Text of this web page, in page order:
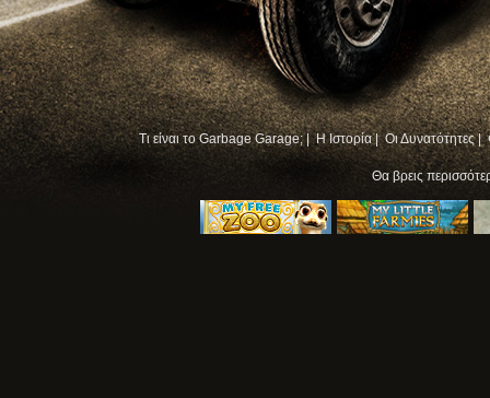
Τι είναι το Garbage Garage; | Η Ιστορία | Οι Δυνατότητες |
Θα βρεις